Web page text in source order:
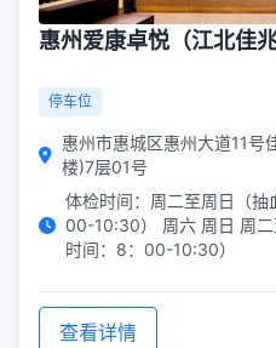
惠州爱康卓悦（江北佳
停车位
惠州市惠城区惠州大道11号
楼)7层01号
体检时间：周二至周日（抽
00-10:30） 周六 周日 周
时间：8：00-10:30）
查看详情